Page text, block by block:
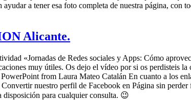
a tener esa foto completa de nuestra página, con
Alicante.
«Jornadas de Redes sociales y Apps: Cómo
muy útiles. Os dejo el vídeo por si os perdisteis
from Laura Mateo Catalán En cuanto a los
nuestro perfil de Facebook en Página sin
disposición para cualquier consulta. 😉